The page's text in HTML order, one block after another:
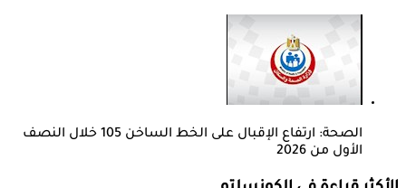
الصحة: ارتفاع الإقبال على الخط الساخن 105 خلال النصف
الأول من 2026